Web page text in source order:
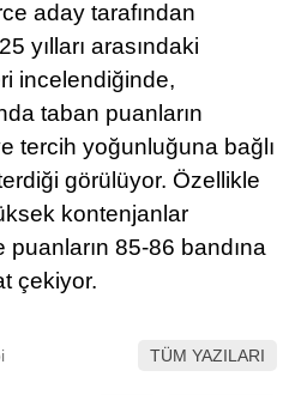
Facebook
Instagram
TikTok
aday tarafından
yılları arasındaki
incelendiğinde,
taban puanların
tercih yoğunluğuna bağlı
görülüyor. Özellikle
kontenjanlar
puanların 85-86 bandına
çekiyor.
TÜM YAZILARI